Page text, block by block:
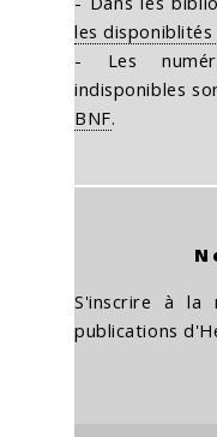
les disponiblités
- Les
indisponibles
BNF.
S'inscrire à la
publications